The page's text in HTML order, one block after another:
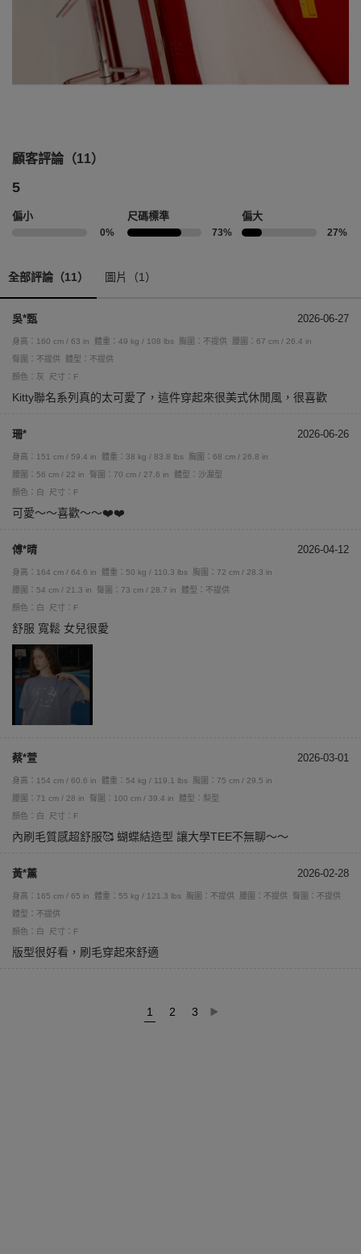
顧客評論（11）
5
偏小
0%
尺碼標準
73%
偏大
27%
全部評論（11） 圖片（1）
吳*甄 2026-06-27
身高：160 cm / 63 in 體重：49 kg / 108 lbs 胸圍：不提供
腰圍：67 cm / 26.4 in
臀圍：不提供
體型：不提供
顏色：灰
尺寸：F
Kitty聯名系列真的太可愛了，這件穿起來很美式休閒風，很喜歡
珊* 2026-06-26
身高：151 cm / 59.4 in 體重：38 kg / 83.8 lbs
胸圍：68 cm / 26.8 in
腰圍：56 cm / 22 in
臀圍：70 cm / 27.6 in
體型：沙漏型
顏色：白
尺寸：F
可愛～～喜歡～～❤️❤️
傅*晴 2026-04-12
身高：164 cm / 64.6 in 體重：50 kg / 110.3 lbs
胸圍：72 cm / 28.3 in
腰圍：54 cm / 21.3 in
臀圍：73 cm / 28.7 in
體型：不提供
顏色：白
尺寸：F
舒服 寬鬆 女兒很愛
蔡*萱 2026-03-01
身高：154 cm / 60.6 in 體重：54 kg / 119.1 lbs
胸圍：75 cm / 29.5 in
腰圍：71 cm / 28 in
臀圍：100 cm / 39.4 in
體型：梨型
顏色：白
尺寸：F
內刷毛質感超舒服🥰 蝴蝶結造型 讓大學TEE不無聊～～
黃*薰 2026-02-28
身高：165 cm / 65 in 體重：55 kg / 121.3 lbs 胸圍：不提供 腰圍：不提供
臀圍：不提供
體型：不提供
顏色：白
尺寸：F
版型很好看，刷毛穿起來舒適
1 2 3